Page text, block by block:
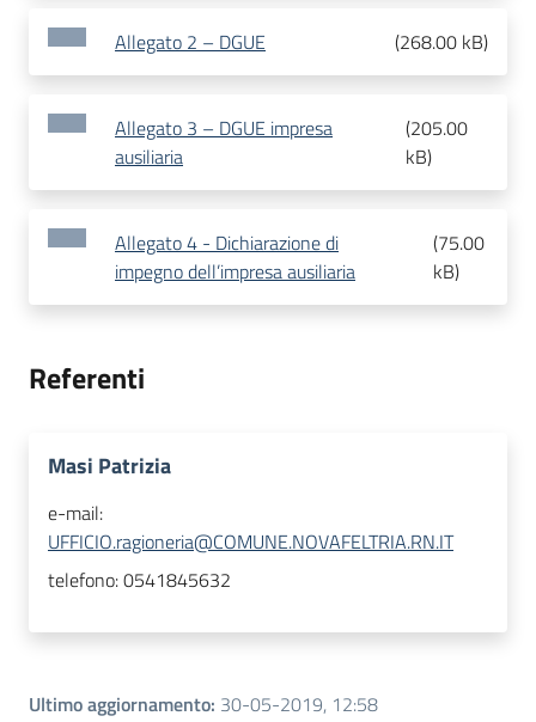
Allegato 2 – DGUE (268.00 kB)
Allegato 3 – DGUE impresa
ausiliaria
(205.00
kB)
Allegato 4 - Dichiarazione di
impegno dell’impresa ausiliaria
(75.00
kB)
Referenti
Masi Patrizia
e-mail:
UFFICIO.ragioneria@COMUNE.NOVAFELTRIA.RN.IT
telefono:0541845632
Ultimo aggiornamento: 30-05-2019, 12:58